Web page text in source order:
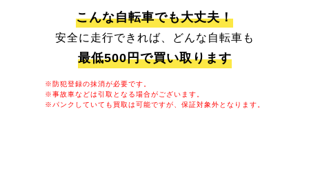
こんな自転車でも大丈夫！
安全に走行できれば、どんな自転車も
最低500円で買い取ります
※防犯登録の抹消が必要です。
※事故車などは引取となる場合がございます。
※パンクしていても買取は可能ですが、保証対象外となります。